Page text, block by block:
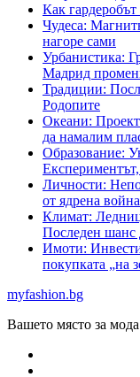
Как
Чудеса:
нагоре сами
Урбанистика:
Мадрид
Традиции:
Родопите
Океани:
да намалим
Образование:
Личности:
от ядрена война
Климат:
Последен шанс
Имоти:
покупката „на
myfashion.bg
Вашето място за